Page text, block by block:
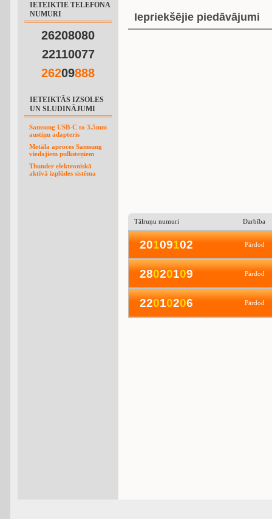
IETEIKTIE TELEFONA
NUMURI
26208080
22110077
26209888
IETEIKTĀS IZSOLES
UN SLUDINĀJUMI
Samsung USB-C to 3.5mm
austiņu adapteris
Metāla aproces Samsung
viedajiem pulksteņiem
Thunder elektroniskā
aktīvā izplūdes sistēma
Iepriekšējie piedāvājumi
Tālruņu numuri Darbība
20109102 Pārdod
28020109 Pārdod
22010206 Pārdod